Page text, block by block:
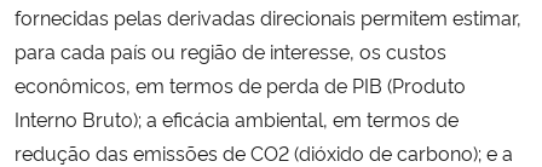
Advocacia-Geral da União
Banco Central do Brasil
fornecidas pelas derivadas direcionais permitem estimar,
para cada país ou região de interesse, os custos
econômicos, em termos de perda de PIB (Produto
Interno Bruto); a eficácia ambiental, em termos de
redução das emissões de CO2 (dióxido de carbono); e a